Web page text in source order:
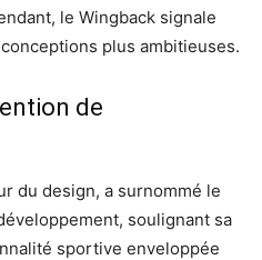
le Wingback signale
plus ambitieuses.
de
du design, a surnommé le
soulignant sa
sportive enveloppée